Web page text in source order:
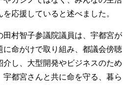
応援していると述べました。
田村智子参議院議員は、宇都宮が
に命がけで取り組み、都議会傍聴
介し、大型開発やビジネスのため
都宮さんと共に命を守る、暮ら